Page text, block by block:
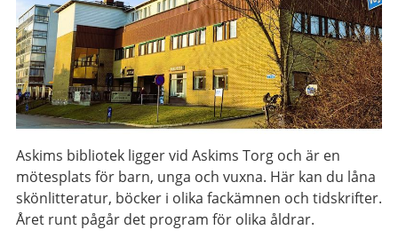
Askims bibliotek ligger vid Askims Torg och är en
mötesplats för barn, unga och vuxna. Här kan du låna
skönlitteratur, böcker i olika fackämnen och tidskrifter.
Året runt pågår det program för olika åldrar.